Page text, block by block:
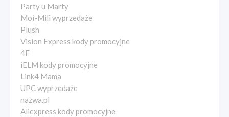
Party u Marty
Moi-Mili wyprzedaże
Plush
Vision Express kody promocyjne
4F
iELM kody promocyjne
Link4 Mama
UPC wyprzedaże
nazwa.pl
Aliexpress kody promocyjne